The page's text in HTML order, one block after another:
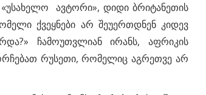
ავტორი», დიდი ბრიტანეთის
ქვეყნები არ შეუერთდნენ კიდევ
ჩამოუთვლიან ირანს, აფრიკის
რუსეთი, რომელიც აგრეთვე არ